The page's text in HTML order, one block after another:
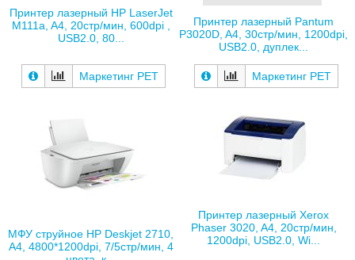
Принтер лазерный HP LaserJet
M111a, A4, 20стр/мин, 600dpi ,
USB2.0, 80...
Маркетинг РЕТ
Принтер лазерный Pantum
P3020D, A4, 30стр/мин, 1200dpi,
USB2.0, дуплек...
Маркетинг РЕТ
МФУ струйное HP Deskjet 2710,
A4, 4800*1200dpi, 7/5стр/мин, 4
Принтер лазерный Xerox
Phaser 3020, A4, 20стр/мин,
1200dpi, USB2.0, Wi...